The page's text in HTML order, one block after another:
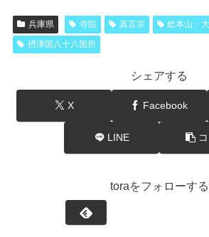
兵庫県 寺院 真言宗
総本山・
摂津国八十八箇所
シェアする
X Facebook
LINE
toraをフォローする